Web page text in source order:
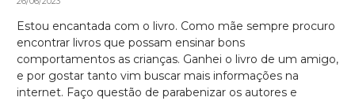
Estou encantada com o livro. Como mãe sempre procuro
encontrar livros que possam ensinar bons
comportamentos as crianças. Ganhei o livro de um amigo,
e por gostar tanto vim buscar mais informações na
internet. Faço questão de parabenizar os autores e